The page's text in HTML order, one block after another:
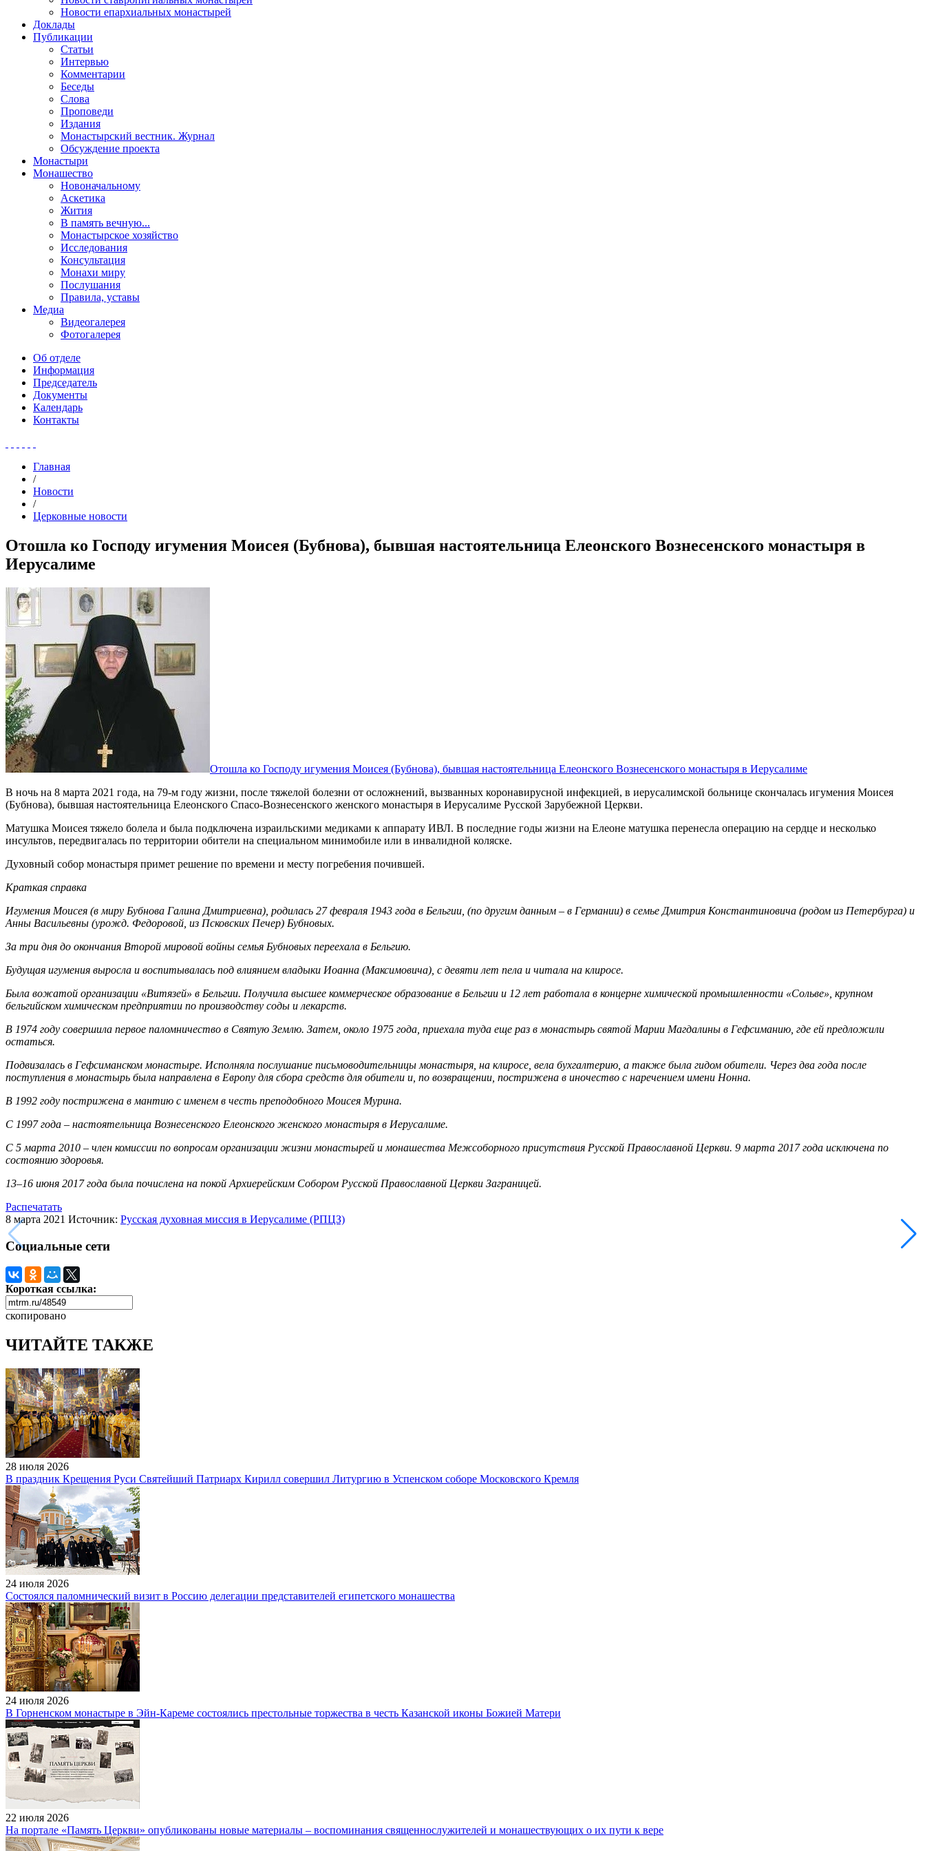
Новости епархиальных монастырей
Доклады
Публикации
Статьи
Интервью
Комментарии
Беседы
Слова
Проповеди
Издания
Монастырский вестник. Журнал
Обсуждение проекта
Монастыри
Монашество
Новоначальному
Аскетика
Жития
В память вечную...
Монастырское хозяйство
Исследования
Консультация
Монахи миру
Послушания
Правила, уставы
Медиа
Видеогалерея
Фотогалерея
Об отделе
Информация
Председатель
Документы
Календарь
Контакты
Главная
/
Новости
/
Церковные новости
Отошла ко Господу игумения Моисея (Бубнова), бывшая настоятельница Елеонского Вознесенского монастыря в
Иерусалиме
Отошла ко Господу игумения Моисея (Бубнова), бывшая настоятельница Елеонского Вознесенского монастыря в Иерусалиме
В ночь на 8 марта 2021 года, на 79-м году жизни, после тяжелой болезни от осложнений, вызванных коронавирусной инфекцией, в иерусалимской больнице скончалась игумения Моисея
(Бубнова), бывшая настоятельница Елеонского Спасо-Вознесенского женского монастыря в Иерусалиме Русской Зарубежной Церкви.
Матушка Моисея тяжело болела и была подключена израильскими медиками к аппарату ИВЛ. В последние годы жизни на Елеоне матушка перенесла операцию на сердце и несколько
инсультов, передвигалась по территории обители на специальном минимобиле или в инвалидной коляске.
Духовный собор монастыря примет решение по времени и месту погребения почившей.
Краткая справка
Игумения Моисея (в миру Бубнова Галина Дмитриевна), родилась 27 февраля 1943 года в Бельгии, (по другим данным – в Германии) в семье Дмитрия Константиновича (родом из Петербурга) и
Анны Васильевны (урожд. Федоровой, из Псковских Печер) Бубновых.
За три дня до окончания Второй мировой войны семья Бубновых переехала в Бельгию.
Будущая игумения выросла и воспитывалась под влиянием владыки Иоанна (Максимовича), с девяти лет пела и читала на клиросе.
Была вожатой организации «Витязей» в Бельгии. Получила высшее коммерческое образование в Бельгии и 12 лет работала в концерне химической промышленности «Сольве», крупном
бельгийском химическом предприятии по производству соды и лекарств.
В 1974 году совершила первое паломничество в Святую Землю. Затем, около 1975 года, приехала туда еще раз в монастырь святой Марии Магдалины в Гефсиманию, где ей предложили
остаться.
Подвизалась в Гефсиманском монастыре. Исполняла послушание письмоводительницы монастыря, на клиросе, вела бухгалтерию, а также была гидом обители. Через два года после
поступления в монастырь была направлена в Европу для сбора средств для обители и, по возвращении, пострижена в иночество с наречением имени Нонна.
В 1992 году пострижена в мантию с именем в честь преподобного Моисея Мурина.
С 1997 года – настоятельница Вознесенского Елеонского женского монастыря в Иерусалиме.
С 5 марта 2010 – член комиссии по вопросам организации жизни монастырей и монашества Межсоборного присутствия Русской Православной Церкви. 9 марта 2017 года исключена по
состоянию здоровья.
13–16 июня 2017 года была почислена на покой Архиерейским Собором Русской Православной Церкви Заграницей.
Распечатать
8 марта 2021 Источник: Русская духовная миссия в Иерусалиме (РПЦЗ)
Социальные сети
Короткая ссылка:
скопировано
ЧИТАЙТЕ ТАКЖЕ
28 июля 2026
В праздник Крещения Руси Святейший Патриарх Кирилл совершил Литургию в Успенском соборе Московского Кремля
24 июля 2026
Состоялся паломнический визит в Россию делегации представителей египетского монашества
24 июля 2026
В Горненском монастыре в Эйн-Кареме состоялись престольные торжества в честь Казанской иконы Божией Матери
22 июля 2026
На портале «Память Церкви» опубликованы новые материалы – воспоминания священнослужителей и монашествующих о их пути к вере